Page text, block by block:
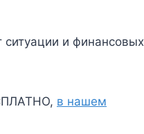
и финансовых
в нашем